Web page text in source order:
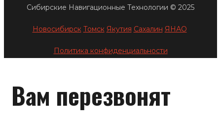
Сибирские Навигационные Технологии © 2025
Новосибирск Томск Якутия Сахалин ЯНАО
Политика конфиденциальности
Вам перезвонят